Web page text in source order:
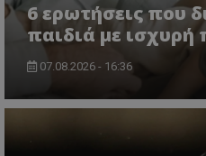
6 ερωτήσεις που
παιδιά με
07.08.2026 - 16:36